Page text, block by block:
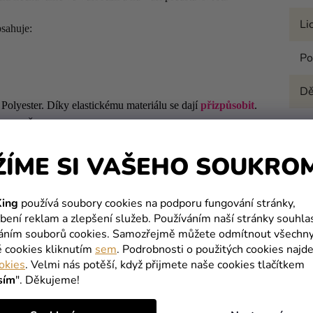
SI VAŠEHO
používá soubory cookies na podporu fungování stránky,
reklam a zlepšení služeb. Používáním naší stránky
souborů cookies. Samozřejmě můžete odmítnout
kliknutím sem. Podrobnosti o použitých cookies
. Velmi nás potěší, když přijmete naše cookies tlačítkem
". Děkujeme!
Díky elastickému materiálu se dají přizpůsobit.
rozměry:
SOUVISEJÍCÍ PRODUKTY